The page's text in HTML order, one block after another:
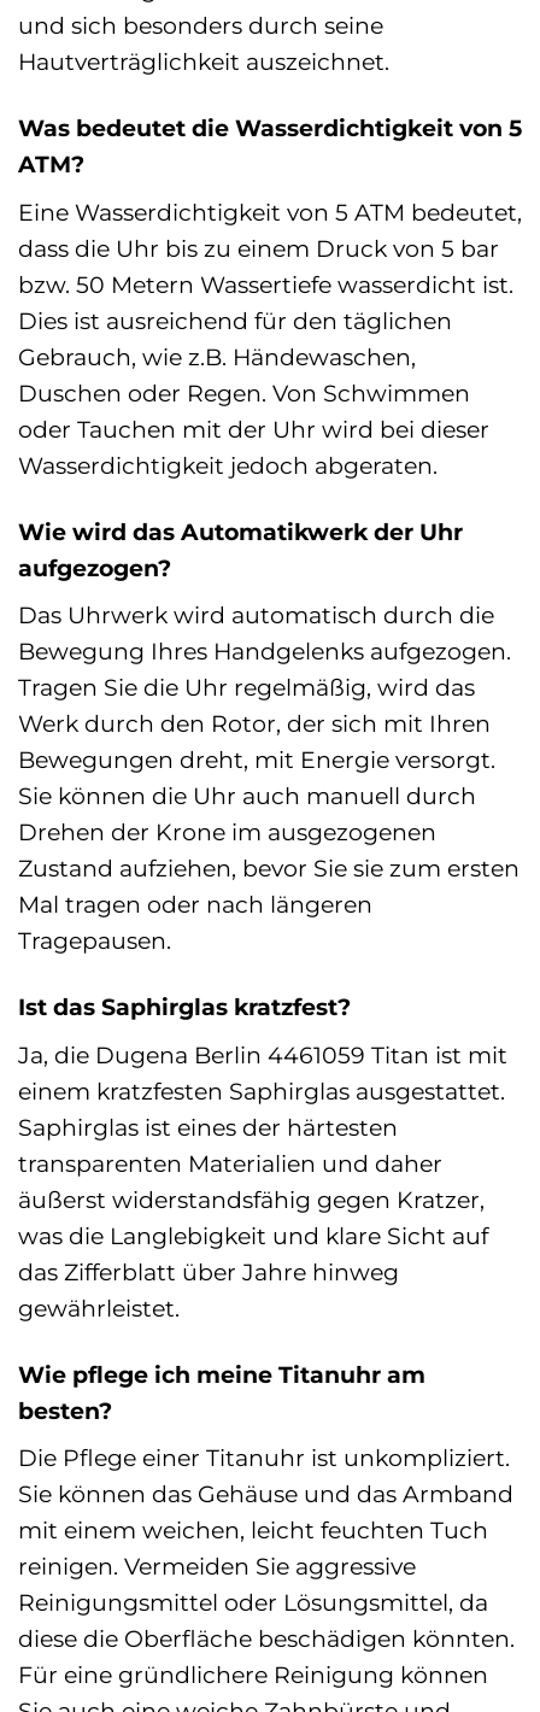
und sich besonders durch seine
Hautverträglichkeit auszeichnet.
Was bedeutet die Wasserdichtigkeit von 5
ATM?
Eine Wasserdichtigkeit von 5 ATM bedeutet,
dass die Uhr bis zu einem Druck von 5 bar
bzw. 50 Metern Wassertiefe wasserdicht ist.
Dies ist ausreichend für den täglichen
Gebrauch, wie z.B. Händewaschen,
Duschen oder Regen. Von Schwimmen
oder Tauchen mit der Uhr wird bei dieser
Wasserdichtigkeit jedoch abgeraten.
Wie wird das Automatikwerk der Uhr
aufgezogen?
Das Uhrwerk wird automatisch durch die
Bewegung Ihres Handgelenks aufgezogen.
Tragen Sie die Uhr regelmäßig, wird das
Werk durch den Rotor, der sich mit Ihren
Bewegungen dreht, mit Energie versorgt.
Sie können die Uhr auch manuell durch
Drehen der Krone im ausgezogenen
Zustand aufziehen, bevor Sie sie zum ersten
Mal tragen oder nach längeren
Tragepausen.
Ist das Saphirglas kratzfest?
Ja, die Dugena Berlin 4461059 Titan ist mit
einem kratzfesten Saphirglas ausgestattet.
Saphirglas ist eines der härtesten
transparenten Materialien und daher
äußerst widerstandsfähig gegen Kratzer,
was die Langlebigkeit und klare Sicht auf
das Zifferblatt über Jahre hinweg
gewährleistet.
Wie pflege ich meine Titanuhr am
besten?
Die Pflege einer Titanuhr ist unkompliziert.
Sie können das Gehäuse und das Armband
mit einem weichen, leicht feuchten Tuch
reinigen. Vermeiden Sie aggressive
Reinigungsmittel oder Lösungsmittel, da
diese die Oberfläche beschädigen könnten.
Für eine gründlichere Reinigung können